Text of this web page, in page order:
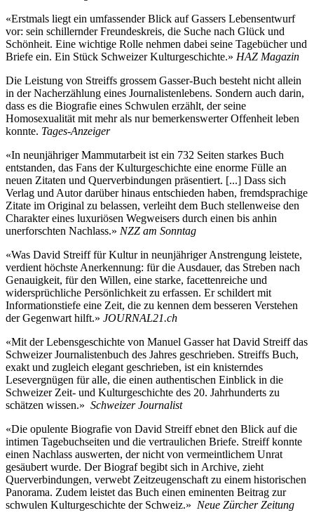
«Erstmals liegt ein umfassender Blick auf Gassers Lebensentwurf
vor: sein schillernder Freundeskreis, die Suche nach Glück und
Schönheit. Eine wichtige Rolle nehmen dabei seine Tagebücher und
Briefe ein. Ein Stück Schweizer Kulturgeschichte.» HAZ Magazin
Die Leistung von Streiffs grossem Gasser-Buch besteht nicht allein
in der Nacherzählung eines Journalistenlebens. Sondern auch darin,
dass es die Biografie eines Schwulen erzählt, der seine
Homosexualität mit mehr als nur bemerkenswerter Offenheit leben
konnte. Tages-Anzeiger
«In neunjähriger Mammutarbeit ist ein 732 Seiten starkes Buch
entstanden, das Fans der Kulturgeschichte eine enorme Fülle an
neuen Zitaten und Querverbindungen präsentiert. [...] Dass sich
Verlag und Autor darüber hinaus entschieden haben, fremdsprachige
Zitate im Original zu belassen, verleiht dem Buch stellenweise den
Charakter eines luxuriösen Wegweisers durch einen bis anhin
unerforschten Nachlass.» NZZ am Sonntag
«Was David Streiff für Kultur in neunjähriger Anstrengung leistete,
verdient höchste Anerkennung: für die Ausdauer, das Streben nach
Genauigkeit, für den Willen, eine starke, facettenreiche und
widersprüchliche Persönlichkeit zu erfassen. Er schildert mit
Informationstiefe eine Zeit, die zu kennen dem besseren Verstehen
der Gegenwart hilft.» JOURNAL21.ch
«Mit der Lebensgeschichte von Manuel Gasser hat David Streiff das
Schweizer Journalistenbuch des Jahres geschrieben. Streiffs Buch,
exakt und zugleich elegant geschrieben, ist ein knisterndes
Lesevergnügen für alle, die einen authentischen Einblick in die
Schweizer Zeit- und Kulturgeschichte des 20. Jahrhunderts zu
schätzen wissen.» Schweizer Journalist
«Die opulente Biografie von David Streiff ebnet den Blick auf die
intimen Tagebuchseiten und die vertraulichen Briefe. Streiff konnte
einen Nachlass auswerten, der nicht von vermeintlichem Unrat
gesäubert wurde. Der Biograf begibt sich in Archive, zieht
Querverbindungen, verwebt Zeitzeugenschaft zu einem historischen
Panorama. Zudem leistet das Buch einen eminenten Beitrag zur
schwulen Kulturgeschichte der Schweiz.» Neue Zürcher Zeitung